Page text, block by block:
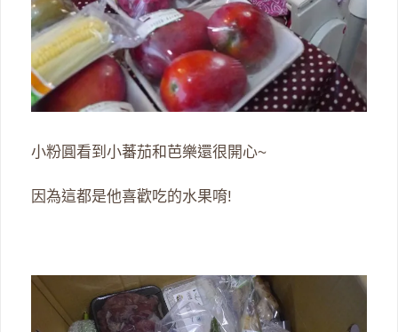
小粉圓看到小蕃茄和芭樂還很開心~
因為這都是他喜歡吃的水果唷!